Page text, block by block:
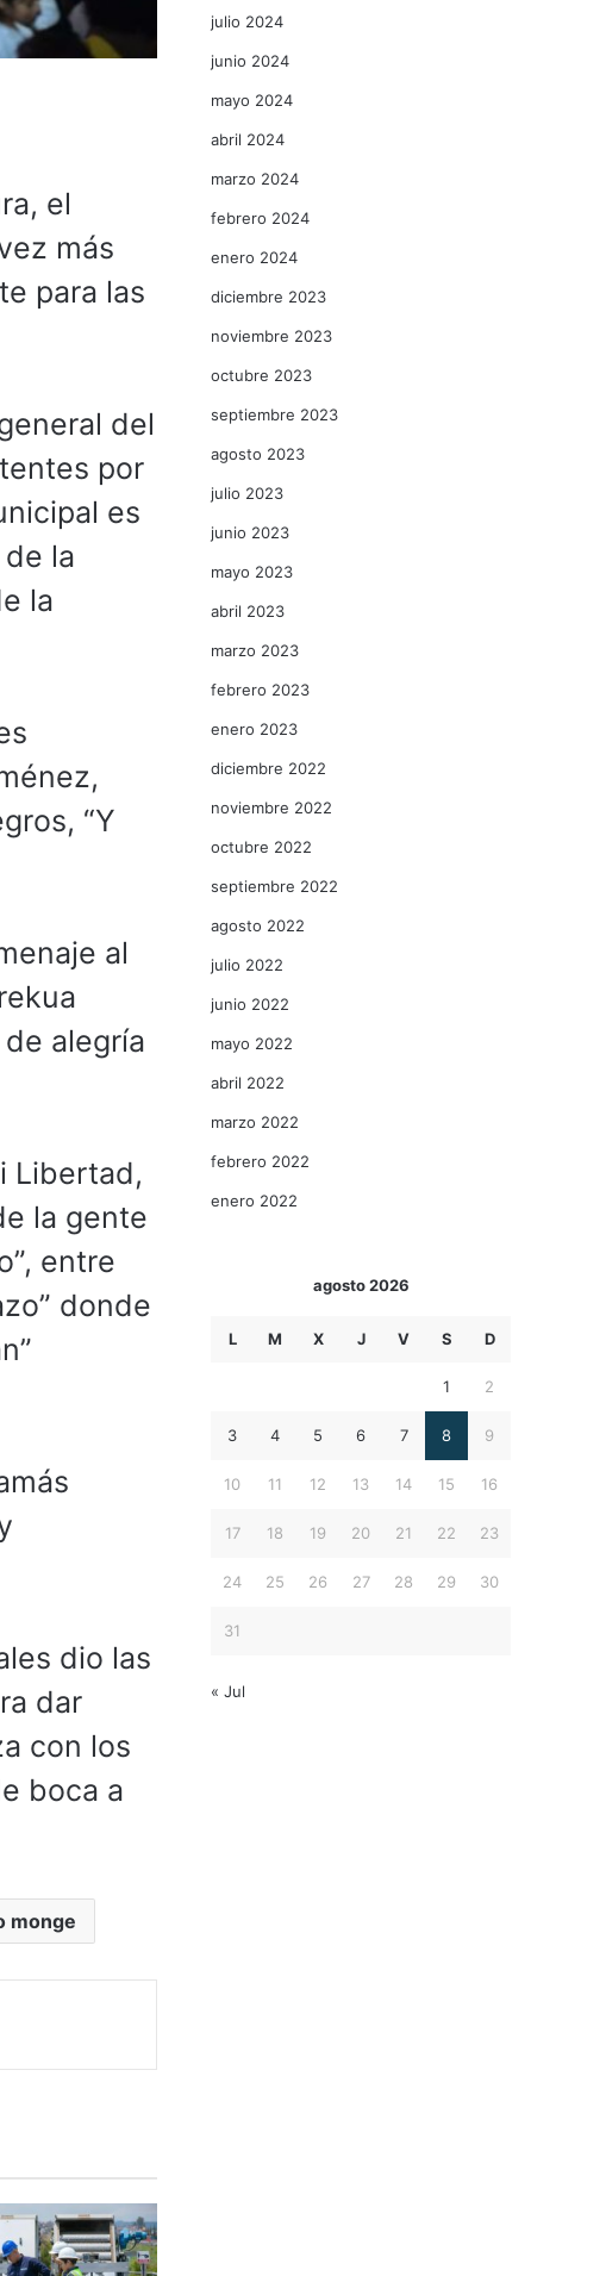
el
más
para las
del
por
es
la
la
“Y
al
alegría
Libertad,
la gente
entre
donde
dio las
dar
con los
boca a
monge
julio 2024
junio 2024
mayo 2024
abril 2024
marzo 2024
febrero 2024
enero 2024
diciembre 2023
noviembre 2023
octubre 2023
septiembre 2023
agosto 2023
julio 2023
junio 2023
mayo 2023
abril 2023
marzo 2023
febrero 2023
enero 2023
diciembre 2022
noviembre 2022
octubre 2022
septiembre 2022
agosto 2022
julio 2022
junio 2022
mayo 2022
abril 2022
marzo 2022
febrero 2022
enero 2022
agosto 2026
L M X J V S D
1 2
3 4 5 6 7 8 9
10 11 12 13 14 15 16
17 18 19 20 21 22 23
24 25 26 27 28 29 30
31
« Jul